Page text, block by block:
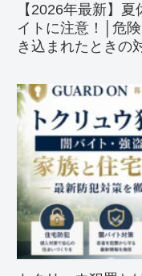
【2026年最新】
イトに注意！│危
き込まれたときの